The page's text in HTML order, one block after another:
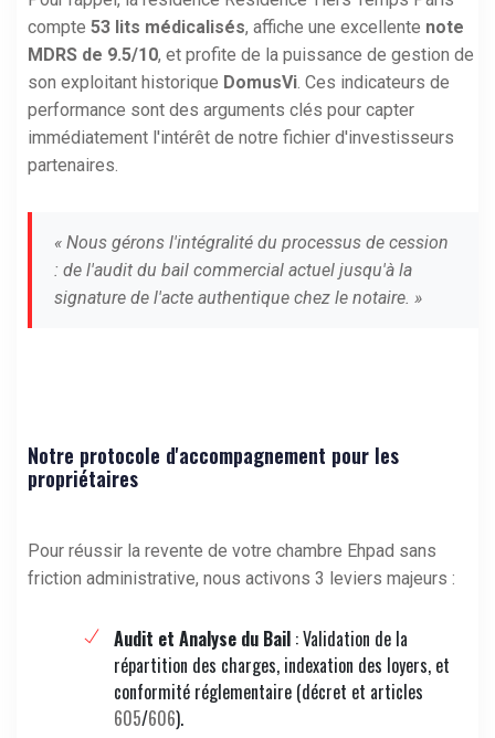
compte 53 lits médicalisés, affiche une excellente note
MDRS de 9.5/10, et profite de la puissance de gestion de
son exploitant historique DomusVi . Ces indicateurs de
performance sont des arguments clés pour capter
immédiatement l'intérêt de notre fichier d'investisseurs
partenaires.
« Nous gérons l'intégralité du processus de cession
: de l'audit du bail commercial actuel jusqu'à la
signature de l'acte authentique chez le notaire. »
Notre protocole d'accompagnement pour les
propriétaires
Pour réussir la revente de votre chambre Ehpad sans
friction administrative, nous activons 3 leviers majeurs :
Audit et Analyse du Bail : Validation de la
répartition des charges, indexation des loyers, et
conformité réglementaire (décret et articles
605/606).